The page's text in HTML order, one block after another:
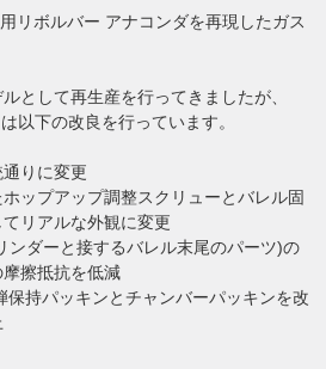
リボルバー アナコンダを再現したガス
として再生産を行ってきましたが、
以下の改良を行っています。
通りに変更
ップアップ調整スクリューとバレル固
リアルな外観に変更
ンダーと接するバレル末尾のパーツ)の
擦抵抗を低減
保持パッキンとチャンバーパッキンを改